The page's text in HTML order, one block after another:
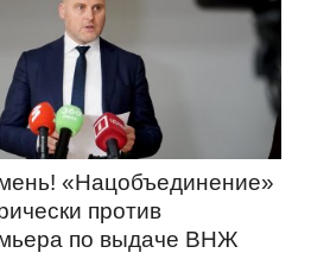
«Нацобъединение»
против
по выдаче ВНЖ